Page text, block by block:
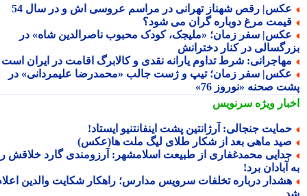
رقص شهناز تهرانی در مراسم عروسی اش و در سال 54
مرغ دوباره گران می شود؟
سفر زمان؛ «ملیجک، کودک محبوب ناصرالدین شاه» در
در کنار دخترانش
شرط تداوم یارانه نقدی و کالابرگ اقامت در ایران است
سفر زمان؛ تیپ و ژست جالب «محمدرضا علیمردانی» در
صحنه «نوروز 76»
ویژهسرنویس
جنجالی: آرژانتین پشت اینفانتنیو ایستاد!
ماهی بعد از شکار طلای لیگ ملت ها(عکس)
محمدغفاری از طبیعت اسلامشهر: آرزومندی گارد خلاقش را
آبادان برد!
درباره تخلفات سرویس مدارس؛ راهکار شکایت والدین اعلام